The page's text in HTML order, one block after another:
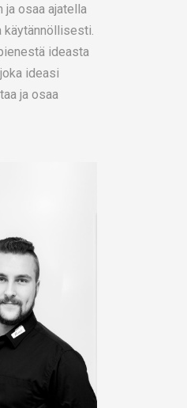
ja osaa ajatella
käytännöllisesti.
ideasta
ideasi
ja osaa